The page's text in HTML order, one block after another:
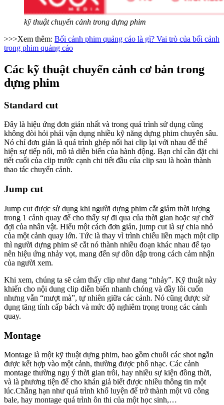
kỹ thuật chuyển cảnh trong dựng phim
>>>Xem thêm: Bối cảnh phim quảng cáo là gì? Vai trò của bối cảnh
trong phim quảng cáo
Các kỹ thuật chuyển cảnh cơ bản trong
dựng phim
Standard cut
Đây là hiệu ứng đơn giản nhất và trong quá trình sử dụng cũng
không đòi hỏi phải vận dụng nhiều kỹ năng dựng phim chuyên sâu.
Nó chỉ đơn giản là quá trình ghép nối hai clip lại với nhau để thể
hiện sự tiếp nối, mô tả diễn biến của hành động. Bạn chỉ cần đặt chi
tiết cuối của clip trước cạnh chi tiết đầu của clip sau là hoàn thành
thao tác chuyển cảnh.
Jump cut
Jump cut được sử dụng khi người dựng phim cắt giảm thời lượng
trong 1 cảnh quay để cho thấy sự đi qua của thời gian hoặc sự chờ
đợi của nhân vật. Hiểu một cách đơn giản, jump cut là sự chia nhỏ
của một cảnh quay lớn. Tức là thay vì trình chiếu liền mạch một clip
thì người dựng phim sẽ cắt nó thành nhiều đoạn khác nhau để tạo
nên hiệu ứng nhảy vọt, mang đến sự dồn dập trong cách cảm nhận
của người xem.
Khi xem, chúng ta sẽ cảm thấy clip như đang “nhảy”. Kỹ thuật này
khiến cho nội dung clip diễn biến nhanh chóng và đầy lôi cuốn
nhưng vẫn “mượt mà”, tự nhiên giữa các cảnh. Nó cũng được sử
dụng tăng tính cấp bách và mức độ nghiêm trọng trong các cảnh
quay.
Montage
Montage là một kỹ thuật dựng phim, bao gồm chuỗi các shot ngắn
được kết hợp vào một cảnh, thường được phổ nhạc. Các cảnh
montage thường ngụ ý thời gian trôi, hay nhiều sự kiện đồng thời,
và là phương tiện để cho khán giả biết được nhiều thông tin một
lúc.Chẳng hạn như quá trình khổ luyện để trở thành một vũ công
bale, hay montage quá trình ôn thi của một học sinh,…